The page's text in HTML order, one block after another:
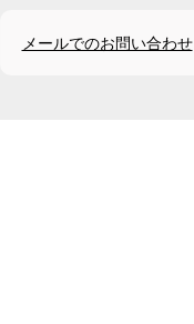
メールでのお問い合わせ